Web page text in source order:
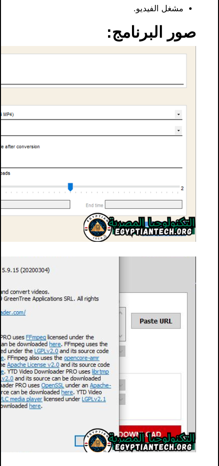
مشغل الفيديو.
صور البرنامج: